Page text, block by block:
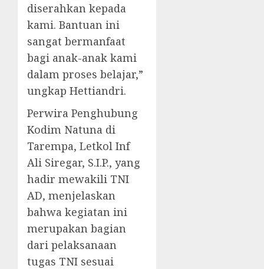
diserahkan kepada
kami. Bantuan ini
sangat bermanfaat
bagi anak-anak kami
dalam proses belajar,”
ungkap Hettiandri.
Perwira Penghubung
Kodim Natuna di
Tarempa, Letkol Inf
Ali Siregar, S.I.P., yang
hadir mewakili TNI
AD, menjelaskan
bahwa kegiatan ini
merupakan bagian
dari pelaksanaan
tugas TNI sesuai